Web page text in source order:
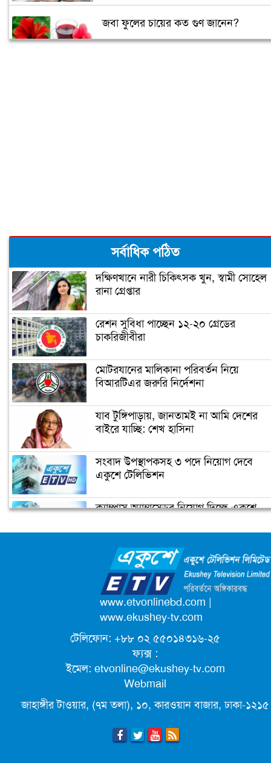
জবা ফুলের চায়ের কত গুণ জানেন?
ঠোঁটের কোণে জ্বরঠোসা, কারণ ও প্রতিকার
সর্বাধিক পঠিত
দক্ষিণখানে নারী চিকিৎসক খুন, স্বামী সোহেল
রানা গ্রেপ্তার
রেশন সুবিধা পাচ্ছেন ১২-২০ গ্রেডের
চাকরিজীবীরা
মোটরযানের মালিকানা পরিবর্তন নিয়ে
বিআরটিএর জরুরি নির্দেশনা
যাব টুঙ্গিপাড়ায়, জানতামই না আমি দেশের
বাইরে যাচ্ছি: শেখ হাসিনা
সংবাদ উপস্থাপকসহ ৩ পদে নিয়োগ দেবে
একুশে টেলিভিশন
ক্যাম্পাস অ্যাম্বাসেডর নিয়োগ দিচ্ছে একুশে
জাতিসংঘের পরবর্তী মহাসচিব পদে
আলোচনায় ড. ইউনূস
পদোন্নতি পেয়ে সচিব হলেন ২ কর্মকর্তা
লিগ্যাল এইডের মাধ্যমে সন্তান ফিরে পেল
সেই কিশোরী মা জুঁই
জেট ফুয়েলের দাম কমলো লিটারে ১৯ টাকা
মূল্যস্ফীতি কমে জুনে ৯ দশমিক ১৬ শতাংশ
www.etvonlinebd.com |
www.ekushey-tv.com
টেলিফোন: +৮৮ ০২ ৫৫০১৪৩১৬-২৫
ফ্যক্স :
ইমেল: etvonline@ekushey-tv.com
Webmail
জাহাঙ্গীর টাওয়ার, (৭ম তলা), ১০, কারওয়ান বাজার, ঢাকা-১২১৫